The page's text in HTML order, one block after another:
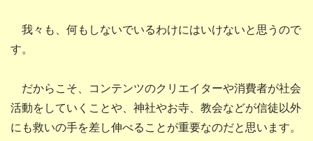
我々も、何もしないでいるわけにはいけないと思うので
す。
だからこそ、コンテンツのクリエイターや消費者が社会
活動をしていくことや、神社やお寺、教会などが信徒以外
にも救いの手を差し伸べることが重要なのだと思います。